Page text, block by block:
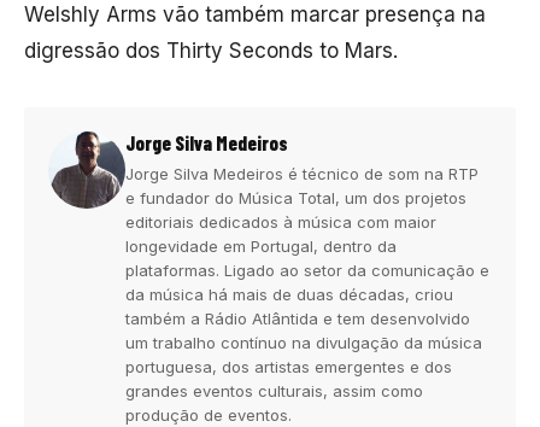
Welshly Arms vão também marcar presença na
digressão dos Thirty Seconds to Mars.
Jorge Silva Medeiros
Jorge Silva Medeiros é técnico de som na RTP
e fundador do Música Total, um dos projetos
editoriais dedicados à música com maior
longevidade em Portugal, dentro da
plataformas. Ligado ao setor da comunicação e
da música há mais de duas décadas, criou
também a Rádio Atlântida e tem desenvolvido
um trabalho contínuo na divulgação da música
portuguesa, dos artistas emergentes e dos
grandes eventos culturais, assim como
produção de eventos.